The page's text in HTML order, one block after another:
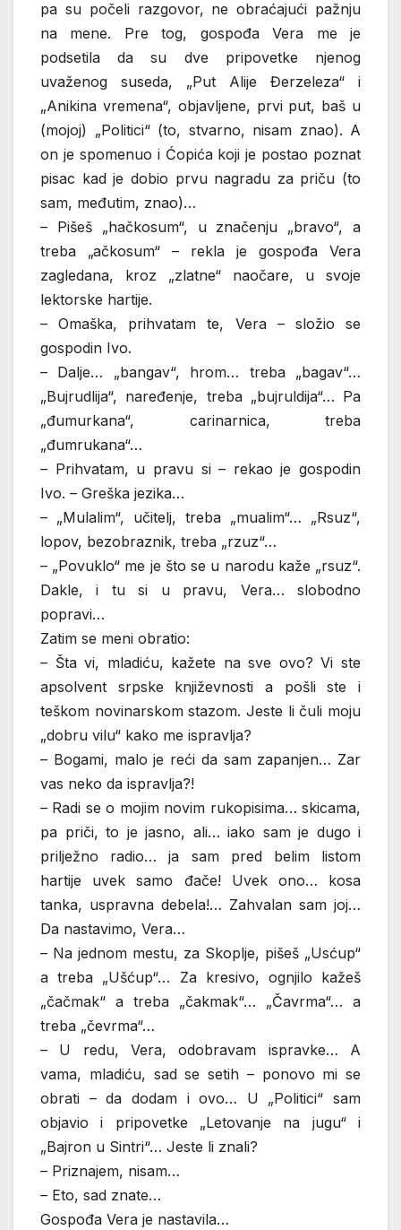
pa su počeli razgovor, ne obraćajući pažnju
na mene. Pre tog, gospođa Vera me je
podsetila da su dve pripovetke njenog
uvaženog suseda, „Put Alije Đerzeleza“ i
„Anikina vremena“, objavljene, prvi put, baš u
(mojoj) „Politici“ (to, stvarno, nisam znao). A
on je spomenuo i Ćopića koji je postao poznat
pisac kad je dobio prvu nagradu za priču (to
sam, međutim, znao)…
– Pišeš „hačkosum“, u značenju „bravo“, a
treba „ačkosum“ – rekla je gospođa Vera
zagledana, kroz „zlatne“ naočare, u svoje
lektorske hartije.
– Omaška, prihvatam te, Vera – složio se
gospodin Ivo.
– Dalje… „bangav“, hrom… treba „bagav“…
„Bujrudlija“, naređenje, treba „bujruldija“… Pa
„đumurkana“, carinarnica, treba
„đumrukana“…
– Prihvatam, u pravu si – rekao je gospodin
Ivo. – Greška jezika…
– „Mulalim“, učitelj, treba „mualim“… „Rsuz“,
lopov, bezobraznik, treba „rzuz“…
– „Povuklo“ me je što se u narodu kaže „rsuz“.
Dakle, i tu si u pravu, Vera… slobodno
popravi…
Zatim se meni obratio:
– Šta vi, mladiću, kažete na sve ovo? Vi ste
apsolvent srpske književnosti a pošli ste i
teškom novinarskom stazom. Jeste li čuli moju
„dobru vilu“ kako me ispravlja?
– Bogami, malo je reći da sam zapanjen… Zar
vas neko da ispravlja?!
– Radi se o mojim novim rukopisima… skicama,
pa priči, to je jasno, ali… iako sam je dugo i
prilježno radio… ja sam pred belim listom
hartije uvek samo đače! Uvek ono… kosa
tanka, uspravna debela!… Zahvalan sam joj…
Da nastavimo, Vera…
– Na jednom mestu, za Skoplje, pišeš „Usćup“
a treba „Ušćup“… Za kresivo, ognjilo kažeš
„čačmak“ a treba „čakmak“… „Čavrma“… a
treba „čevrma“…
– U redu, Vera, odobravam ispravke… A
vama, mladiću, sad se setih – ponovo mi se
obrati – da dodam i ovo… U „Politici“ sam
objavio i pripovetke „Letovanje na jugu“ i
„Bajron u Sintri“… Jeste li znali?
– Priznajem, nisam…
– Eto, sad znate…
Gospođa Vera je nastavila…